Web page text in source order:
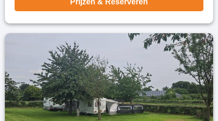
Prijzen & Reserveren